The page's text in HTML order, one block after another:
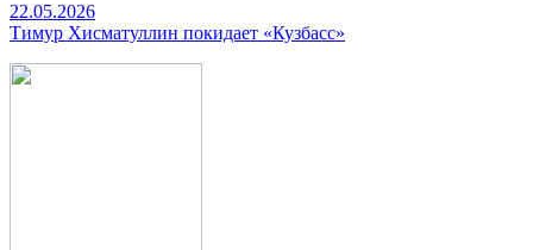
22.05.2026
Тимур Хисматуллин покидает «Кузбасс»